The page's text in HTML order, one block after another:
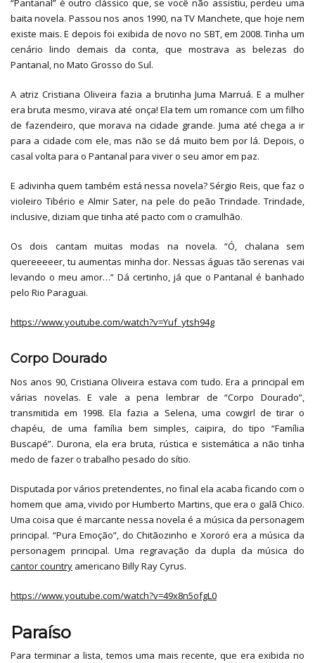
“Pantanal” é outro clássico que, se você não assistiu, perdeu uma
baita novela. Passou nos anos 1990, na TV Manchete, que hoje nem
existe mais. E depois foi exibida de novo no SBT, em 2008. Tinha um
cenário lindo demais da conta, que mostrava as belezas do
Pantanal, no Mato Grosso do Sul.
A atriz Cristiana Oliveira fazia a brutinha Juma Marruá. E a mulher
era bruta mesmo, virava até onça! Ela tem um romance com um filho
de fazendeiro, que morava na cidade grande. Juma até chega a ir
para a cidade com ele, mas não se dá muito bem por lá. Depois, o
casal volta para o Pantanal para viver o seu amor em paz.
E adivinha quem também está nessa novela? Sérgio Reis, que faz o
violeiro Tibério e Almir Sater, na pele do peão Trindade. Trindade,
inclusive, diziam que tinha até pacto com o cramulhão.
Os dois cantam muitas modas na novela. “Ó, chalana sem
quereeeeer, tu aumentas minha dor. Nessas águas tão serenas vai
levando o meu amor…” Dá certinho, já que o Pantanal é banhado
pelo Rio Paraguai.
https://www.youtube.com/watch?v=Yuf_ytsh94g
Corpo Dourado
Nos anos 90, Cristiana Oliveira estava com tudo. Era a principal em
várias novelas. E vale a pena lembrar de “Corpo Dourado”,
transmitida em 1998. Ela fazia a Selena, uma cowgirl de tirar o
chapéu, de uma família bem simples, caipira, do tipo “Família
Buscapé”. Durona, ela era bruta, rústica e sistemática a não tinha
medo de fazer o trabalho pesado do sítio.
Disputada por vários pretendentes, no final ela acaba ficando com o
homem que ama, vivido por Humberto Martins, que era o galã Chico.
Uma coisa que é marcante nessa novela é a música da personagem
principal. “Pura Emoção”, do Chitãozinho e Xororó era a música da
personagem principal. Uma regravação da dupla da música do
cantor country americano Billy Ray Cyrus.
https://www.youtube.com/watch?v=49x8n5ofgL0
Paraíso
Para terminar a lista, temos uma mais recente, que era exibida no